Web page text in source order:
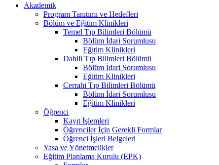
Akademik
Program Tanıtımı ve Hedefleri
Bölüm ve Eğitim Klinikleri
Temel Tıp Bilimleri Bölümü
Bölüm İdari Sorumlusu
Eğitim Klinikleri
Dahili Tıp Bilimleri Bölümü
Bölüm İdari Sorumlusu
Eğitim Klinikleri
Cerrahi Tıp Bilimleri Bölümü
Bölüm İdari Sorumlusu
Eğitim Klinikleri
Öğrenci
Kayıt İşlemleri
Öğrenciler İçin Gerekli Formlar
Öğrenci İşleri Belgeleri
Yasa ve Yönetmelikler
Eğitim Planlama Kurulu (EPK)